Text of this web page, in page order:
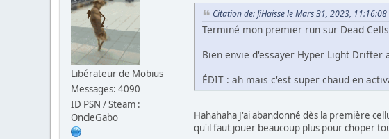
Libérateur de Mobius
Messages: 4090
ID PSN / Steam :
OncleGabo
Citation de: JiHaisse le Mars 31, 2023, 11:16:08
Terminé mon premier run sur Dead
Bien envie d'essayer Hyper Light Drifter
ÉDIT : ah mais c'est super chaud en
Hahahaha J'ai abandonné dès la première
qu'il faut jouer beaucoup plus pour choper